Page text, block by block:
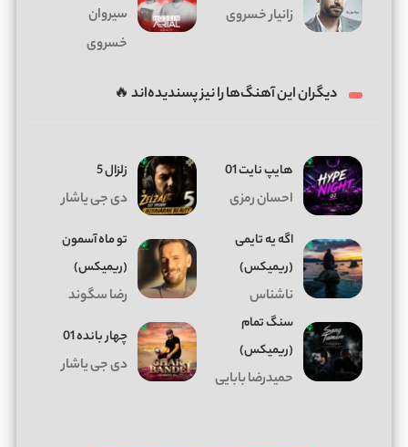
زانیار خسروی
سیروان
خسروی
دیگران این آهنگ‌ها را نیز پسندیده‌اند 🔥
هایپ نایت 01
احسان رمزی
زلزال 5
دی جی یاشار
اگه یه تایمی
(ریمیکس)
ناشناس
تو ماه آسمون
(ریمیکس)
رضا سگوند
سنگ تمام
(ریمیکس)
حمیدرضا بابایی
چهار بانده 01
دی جی یاشار